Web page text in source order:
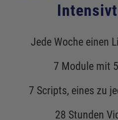
Jede Woche einen
7 Module mit
7 Scripts, eines zu
28 Stunden